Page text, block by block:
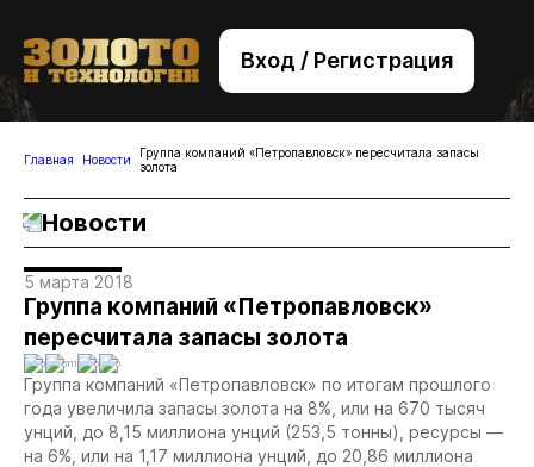
Вход / Регистрация
+7 (495) 221-76-32
bsv@zolteh.ru
Главная Новости
Группа компаний «Петропавловск» пересчитала запасы
золота
Новости
5 марта 2018
Группа компаний «Петропавловск»
пересчитала запасы золота
0 6111 0 0
Группа компаний «Петропавловск» по итогам прошлого
года увеличила запасы золота на 8%, или на 670 тысяч
унций, до 8,15 миллиона унций (253,5 тонны), ресурсы —
на 6%, или на 1,17 миллиона унций, до 20,86 миллиона